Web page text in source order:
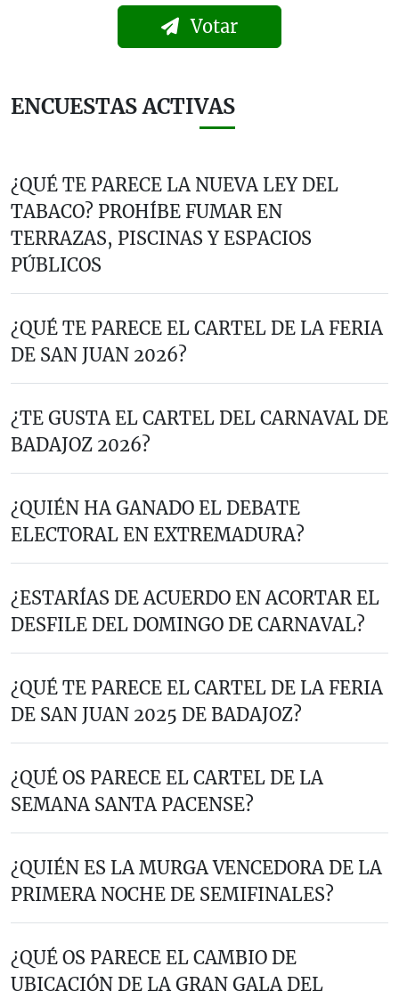
Votar
ENCUESTAS ACTIVAS
¿QUÉ TE PARECE LA NUEVA LEY DEL
TABACO? PROHÍBE FUMAR EN
TERRAZAS, PISCINAS Y ESPACIOS
PÚBLICOS
¿QUÉ TE PARECE EL CARTEL DE LA FERIA
DE SAN JUAN 2026?
¿TE GUSTA EL CARTEL DEL CARNAVAL DE
BADAJOZ 2026?
¿QUIÉN HA GANADO EL DEBATE
ELECTORAL EN EXTREMADURA?
¿ESTARÍAS DE ACUERDO EN ACORTAR EL
DESFILE DEL DOMINGO DE CARNAVAL?
¿QUÉ TE PARECE EL CARTEL DE LA FERIA
DE SAN JUAN 2025 DE BADAJOZ?
¿QUÉ OS PARECE EL CARTEL DE LA
SEMANA SANTA PACENSE?
¿QUIÉN ES LA MURGA VENCEDORA DE LA
PRIMERA NOCHE DE SEMIFINALES?
¿QUÉ OS PARECE EL CAMBIO DE
UBICACIÓN DE LA GRAN GALA DEL